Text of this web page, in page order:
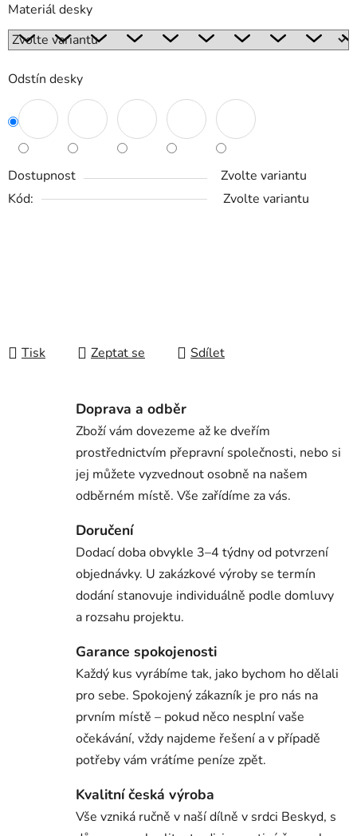
Materiál desky
Odstín desky
Dostupnost
Zvolte variantu
Kód:
Zvolte variantu
Tisk Zeptat se Sdílet
Doprava a odběr
Zboží vám dovezeme až ke dveřím
prostřednictvím přepravní společnosti, nebo si
jej můžete vyzvednout osobně na našem
odběrném místě. Vše zařídíme za vás.
Doručení
Dodací doba obvykle 3–4 týdny od potvrzení
objednávky. U zakázkové výroby se termín
dodání stanovuje individuálně podle domluvy
a rozsahu projektu.
Garance spokojenosti
Každý kus vyrábíme tak, jako bychom ho dělali
pro sebe. Spokojený zákazník je pro nás na
prvním místě – pokud něco nesplní vaše
očekávání, vždy najdeme řešení a v případě
potřeby vám vrátíme peníze zpět.
Kvalitní česká výroba
Vše vzniká ručně v naší dílně v srdci Beskyd, s